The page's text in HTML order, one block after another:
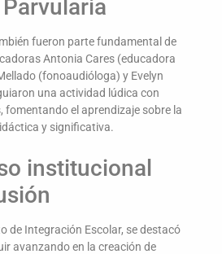
fueron parte fundamental de
Antonia Cares (educadora
(fonoaudióloga) y Evelyn
una actividad lúdica con
fomentando el aprendizaje sobre la
y significativa.
institucional
de Integración Escolar, se destacó
avanzando en la creación de